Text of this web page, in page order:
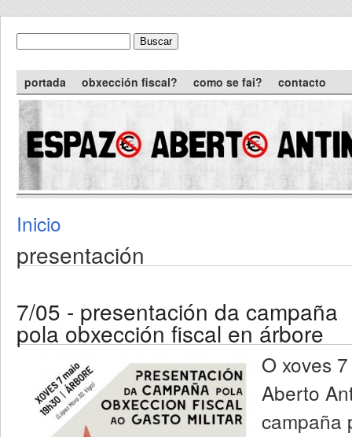
formulario de busca
Main menu
portada obxección fiscal? como se fai? contacto
You are here
Inicio
presentación
7/05 - presentación da campaña
pola obxección fiscal en árbore
O xoves
Aberto
campaña